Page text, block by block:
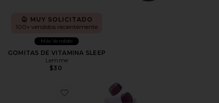
MUY SOLICITADO
100+ vendidos recientemente
Más Vendido
GOMITAS DE VITAMINA SLEEP
Lemme
$30
Favorite GOMITAS DE VITAMINA DEBLOAT